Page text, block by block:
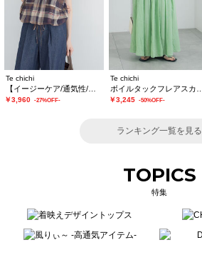
Te chichi
￥3,960 -27%OFF-
Te chichi
￥3,245 -50%OFF-
ランキング一覧を見る
TOPICS
特集